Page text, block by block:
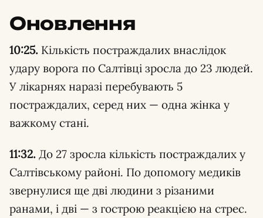
Оновлення
10:25. Кількість постраждалих внаслідок
удару ворога по Салтівці зросла до 23 людей.
У лікарнях наразі перебувають 5
постраждалих, серед них — одна жінка у
важкому стані.
11:32. До 27 зросла кількість постраждалих у
Салтівському районі. По допомогу медиків
звернулися ще дві людини з різаними
ранами, і дві — з гострою реакцією на стрес.